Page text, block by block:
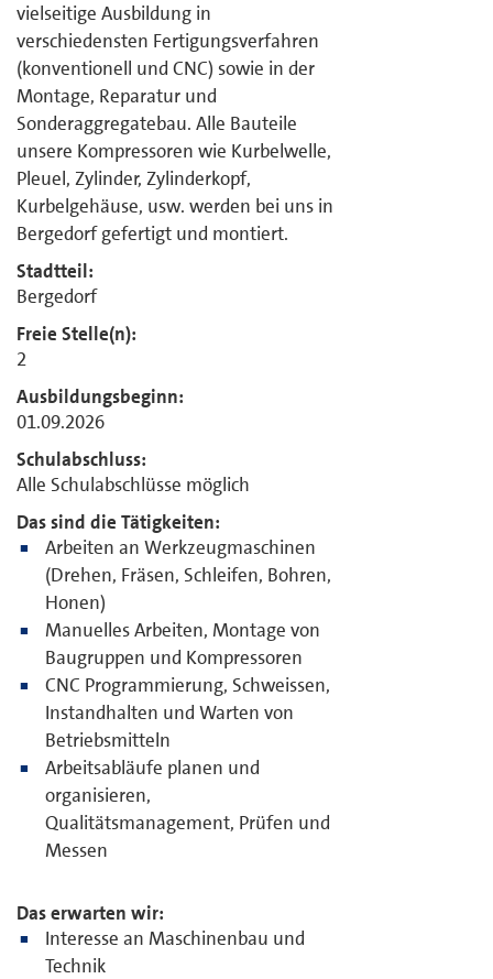
vielseitige Ausbildung in
verschiedensten Fertigungsverfahren
(konventionell und CNC) sowie in der
Montage, Reparatur und
Sonderaggregatebau. Alle Bauteile
unsere Kompressoren wie Kurbelwelle,
Pleuel, Zylinder, Zylinderkopf,
Kurbelgehäuse, usw. werden bei uns in
Bergedorf gefertigt und montiert.
Stadtteil:
Bergedorf
Freie Stelle(n):
2
Ausbildungsbeginn:
01.09.2026
Schulabschluss:
Alle Schulabschlüsse möglich
Das sind die Tätigkeiten:
Arbeiten an Werkzeugmaschinen
(Drehen, Fräsen, Schleifen, Bohren,
Honen)
Manuelles Arbeiten, Montage von
Baugruppen und Kompressoren
CNC Programmierung, Schweissen,
Instandhalten und Warten von
Betriebsmitteln
Arbeitsabläufe planen und
organisieren,
Qualitätsmanagement, Prüfen und
Messen
Das erwarten wir:
Interesse an Maschinenbau und
Technik